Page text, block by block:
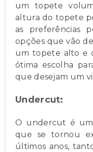
um topete
altura do topete
as preferências
opções que vão
um topete alto e
ótima escolha
que desejam um
Undercut:
O undercut é
que se tornou
últimos anos,